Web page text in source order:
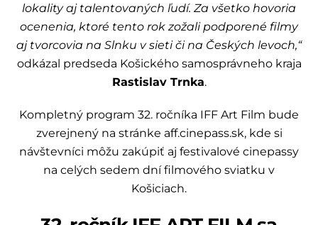
lokality aj talentovaných ľudí. Za všetko hovoria
ocenenia, ktoré tento rok zožali podporené filmy
aj tvorcovia na Slnku v sieti či na Českých levoch,“
odkázal predseda Košického samosprávneho kraja
Rastislav Trnka.
Kompletný program 32. ročníka IFF Art Film bude
zverejnený na stránke aff.cinepass.sk, kde si
návštevníci môžu zakúpiť aj festivalové cinepassy
na celých sedem dní filmového sviatku v
Košiciach.